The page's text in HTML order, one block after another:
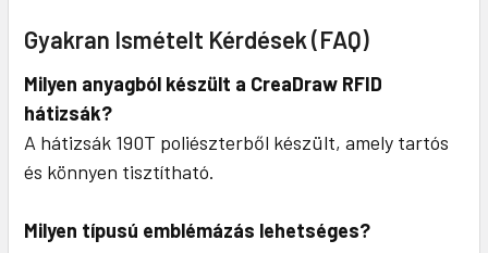
Gyakran Ismételt Kérdések (FAQ)
Milyen anyagból készült a CreaDraw RFID
hátizsák?
A hátizsák 190T poliészterből készült, amely tartós
és könnyen tisztítható.
Milyen típusú emblémázás lehetséges?